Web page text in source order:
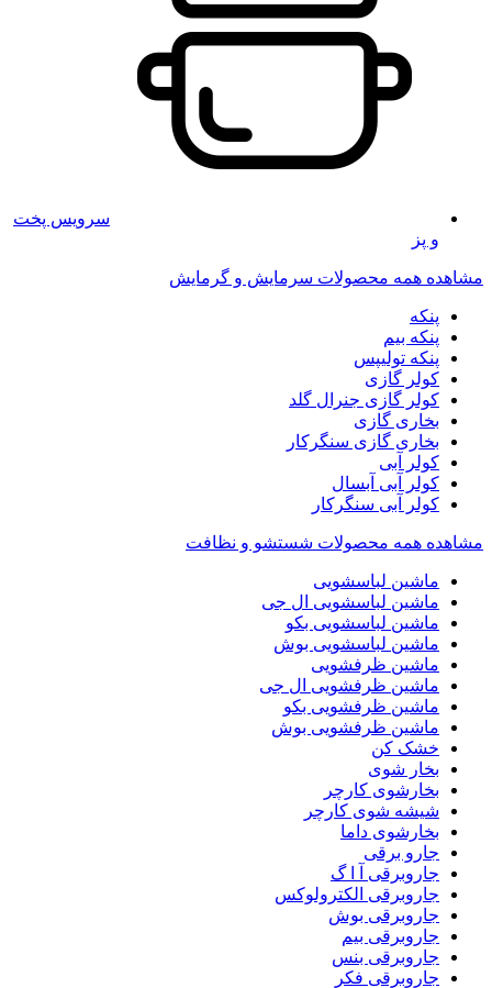
سرویس پخت
و پز
مشاهده همه محصولات سرمایش و گرمایش
پنکه
پنکه بیم
پنکه تولیپس
کولر گازی
کولر گازی جنرال گلد
بخاری گازی
بخاری گازی سنگرکار
کولر آبی
کولر آبی آبسال
کولر آبی سنگرکار
مشاهده همه محصولات شستشو و نظافت
ماشین لباسشویی
ماشین لباسشویی ال جی
ماشین لباسشویی بکو
ماشین لباسشویی بوش
ماشین ظرفشویی
ماشین ظرفشویی ال جی
ماشین ظرفشویی بکو
ماشین ظرفشویی بوش
خشک کن
بخار شوی
بخارشوی کارچر
شیشه شوی کارچر
بخارشوی داما
جارو برقی
جاروبرقی آ ا گ
جاروبرقی الکترولوکس
جاروبرقی بوش
جاروبرقی بیم
جاروبرقی بنس
جاروبرقی فکر